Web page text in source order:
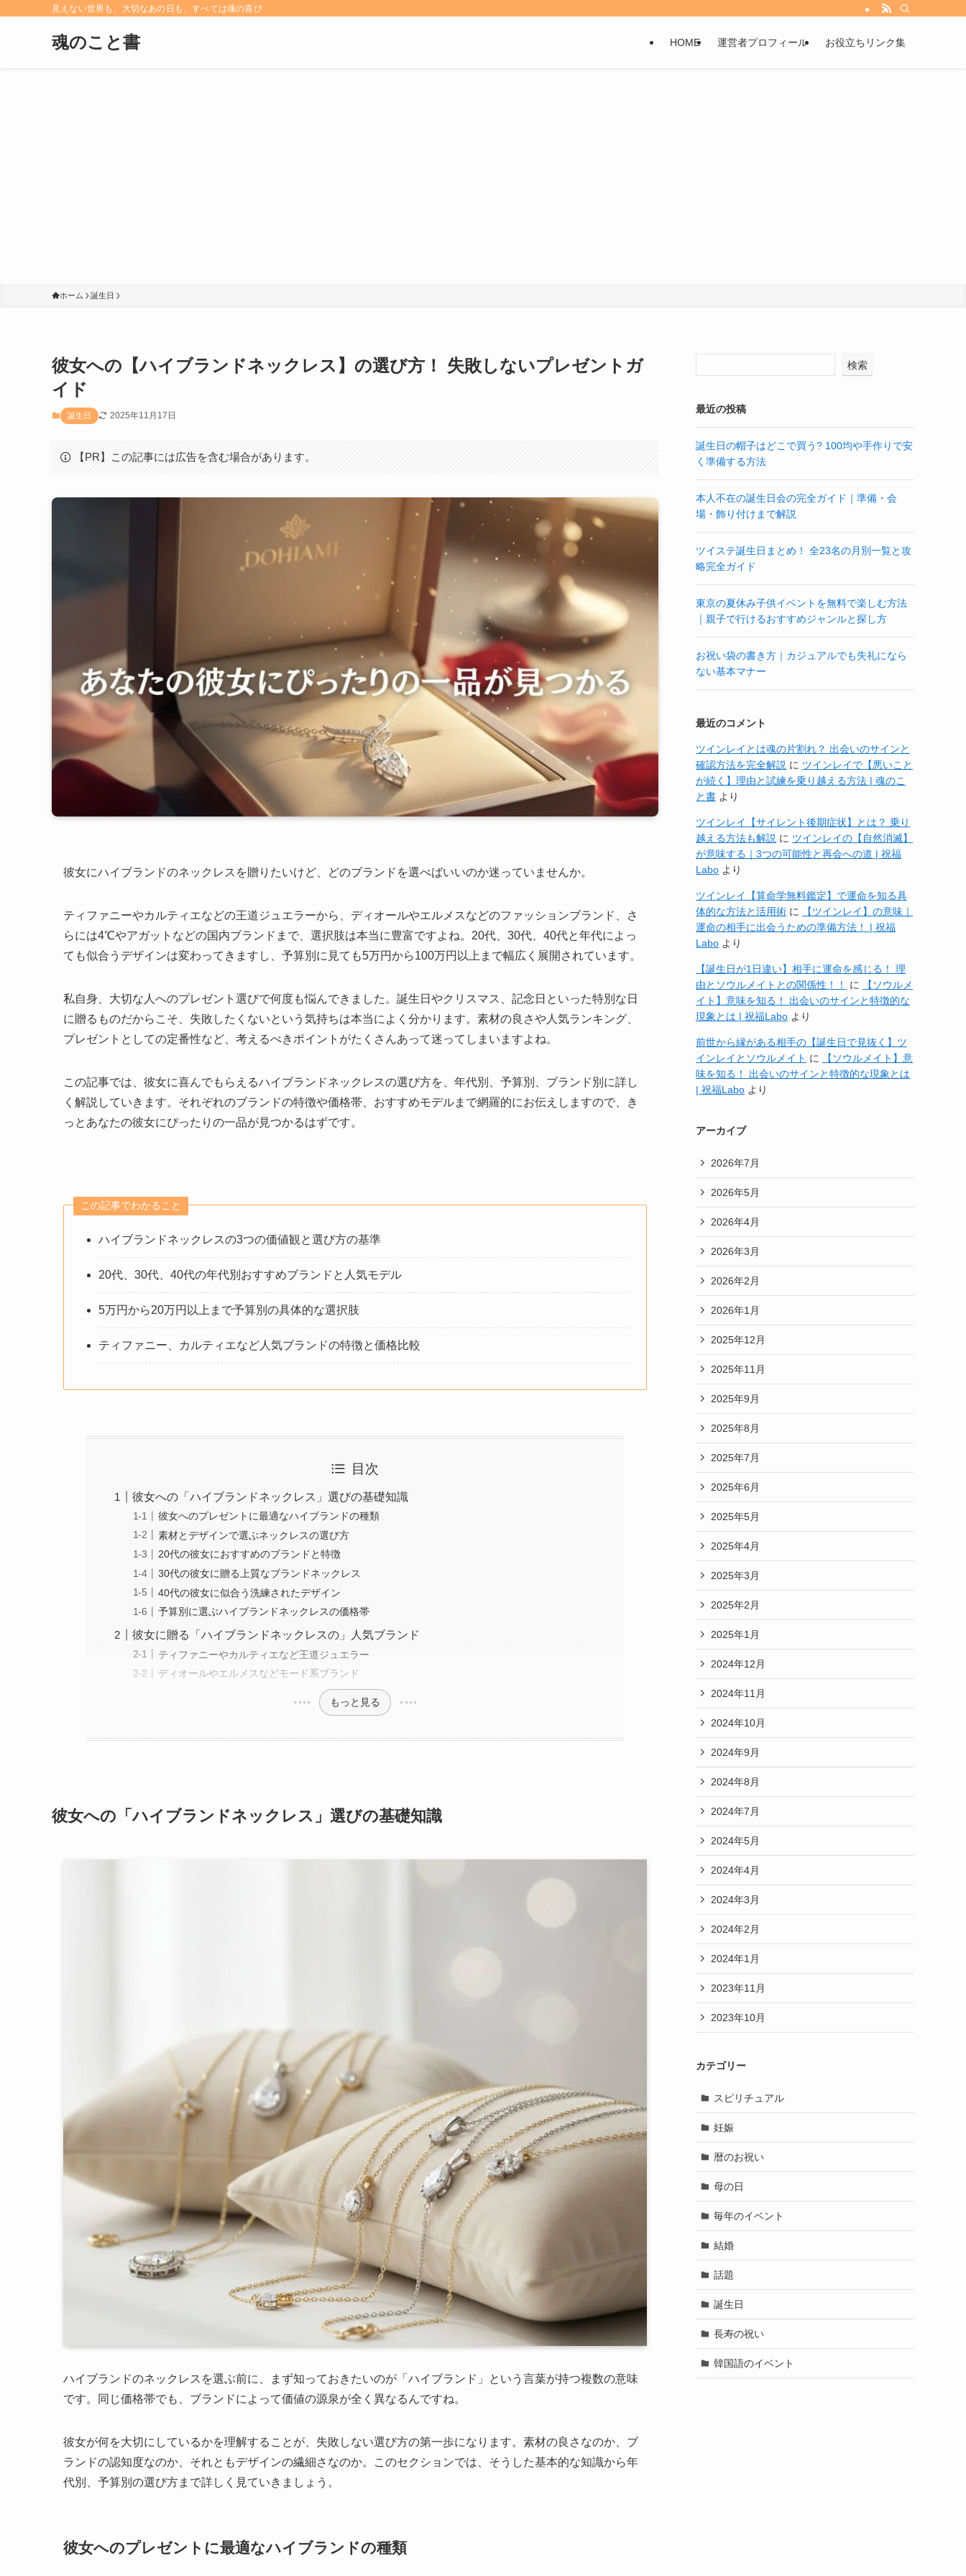
見えない世界も、大切なあの日も、すべては魂の喜び
魂のこと書 HOME 運営者プロフィール お役立ちリンク集
ホーム 誕生日
彼女への【ハイブランドネックレス】の選び方！ 失敗しないプレゼントガ
イド
誕生日 2025年11月17日
【PR】この記事には広告を含む場合があります。
彼女にハイブランドのネックレスを贈りたいけど、どのブランドを選べばいいのか迷っていませんか。
ティファニーやカルティエなどの王道ジュエラーから、ディオールやエルメスなどのファッションブランド、さ
らには4℃やアガットなどの国内ブランドまで、選択肢は本当に豊富ですよね。20代、30代、40代と年代によっ
ても似合うデザインは変わってきますし、予算別に見ても5万円から100万円以上まで幅広く展開されています。
私自身、大切な人へのプレゼント選びで何度も悩んできました。誕生日やクリスマス、記念日といった特別な日
に贈るものだからこそ、失敗したくないという気持ちは本当によく分かります。素材の良さや人気ランキング、
プレゼントとしての定番性など、考えるべきポイントがたくさんあって迷ってしまいますよね。
この記事では、彼女に喜んでもらえるハイブランドネックレスの選び方を、年代別、予算別、ブランド別に詳し
く解説していきます。それぞれのブランドの特徴や価格帯、おすすめモデルまで網羅的にお伝えしますので、き
っとあなたの彼女にぴったりの一品が見つかるはずです。
この記事でわかること
ハイブランドネックレスの3つの価値観と選び方の基準
20代、30代、40代の年代別おすすめブランドと人気モデル
5万円から20万円以上まで予算別の具体的な選択肢
ティファニー、カルティエなど人気ブランドの特徴と価格比較
目次
彼女への「ハイブランドネックレス」選びの基礎知識
彼女へのプレゼントに最適なハイブランドの種類
素材とデザインで選ぶネックレスの選び方
20代の彼女におすすめのブランドと特徴
30代の彼女に贈る上質なブランドネックレス
40代の彼女に似合う洗練されたデザイン
予算別に選ぶハイブランドネックレスの価格帯
彼女に贈る「ハイブランドネックレスの」人気ブランド
ティファニーやカルティエなど王道ジュエラー
ディオールやエルメスなどモード系ブランド
もっと見る
彼女への「ハイブランドネックレス」選びの基礎知識
ハイブランドのネックレスを選ぶ前に、まず知っておきたいのが「ハイブランド」という言葉が持つ複数の意味
です。同じ価格帯でも、ブランドによって価値の源泉が全く異なるんですね。
彼女が何を大切にしているかを理解することが、失敗しない選び方の第一歩になります。素材の良さなのか、ブ
ランドの認知度なのか、それともデザインの繊細さなのか。このセクションでは、そうした基本的な知識から年
代別、予算別の選び方まで詳しく見ていきましょう。
彼女へのプレゼントに最適なハイブランドの種類
検索
最近の投稿
誕生日の帽子はどこで買う? 100均や手作りで安
く準備する方法
本人不在の誕生日会の完全ガイド｜準備・会
場・飾り付けまで解説
ツイステ誕生日まとめ！ 全23名の月別一覧と攻
略完全ガイド
東京の夏休み子供イベントを無料で楽しむ方法
｜親子で行けるおすすめジャンルと探し方
お祝い袋の書き方｜カジュアルでも失礼になら
ない基本マナー
最近のコメント
ツインレイとは魂の片割れ？ 出会いのサインと
確認方法を完全解説 に ツインレイで【悪いこと
が続く】理由と試練を乗り越える方法 | 魂のこ
と書 より
ツインレイ【サイレント後期症状】とは？ 乗り
越える方法も解説 に ツインレイの【自然消滅】
が意味する｜3つの可能性と再会への道 | 祝福
Labo より
ツインレイ【算命学無料鑑定】で運命を知る具
体的な方法と活用術 に
【ツインレイ】の意味｜
運命の相手に出会うための準備方法！ | 祝福
Labo より
【誕生日が1日違い】相手に運命を感じる！ 理
由とソウルメイトとの関係性！！
に
【ソウルメ
イト】意味を知る！ 出会いのサインと特徴的な
現象とは | 祝福Labo より
前世から縁がある相手の【誕生日で見抜く】ツ
インレイとソウルメイト に
【ソウルメイト】意
味を知る！ 出会いのサインと特徴的な現象とは
| 祝福Labo より
アーカイブ
2026年7月
2026年5月
2026年4月
2026年3月
2026年2月
2026年1月
2025年12月
2025年11月
2025年9月
2025年8月
2025年7月
2025年6月
2025年5月
2025年4月
2025年3月
2025年2月
2025年1月
2024年12月
2024年11月
2024年10月
2024年9月
2024年8月
2024年7月
2024年5月
2024年4月
2024年3月
2024年2月
2024年1月
2023年11月
2023年10月
カテゴリー
スピリチュアル
妊娠
暦のお祝い
母の日
毎年のイベント
結婚
話題
誕生日
長寿の祝い
韓国語のイベント